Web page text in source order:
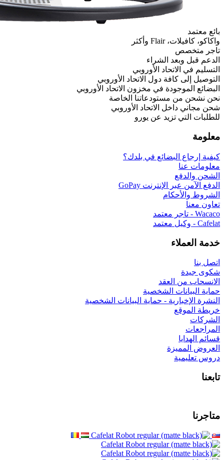
الأوروبي
الاتحاد الأوروبي
الخاصة
الأوروبي
بلدك؟
البيانات الشخصية